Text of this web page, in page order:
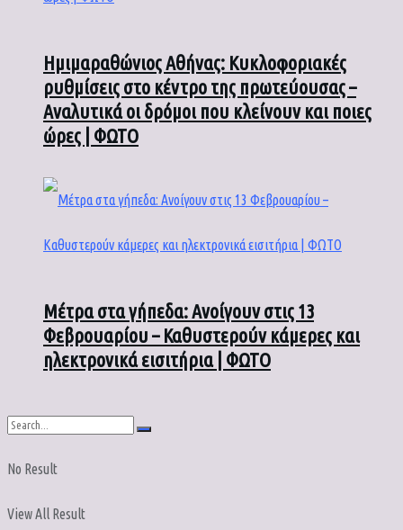
Ημιμαραθώνιος Αθήνας: Κυκλοφοριακές
ρυθμίσεις στο κέντρο της πρωτεύουσας –
Αναλυτικά οι δρόμοι που κλείνουν και ποιες
ώρες | ΦΩΤΟ
Μέτρα στα γήπεδα: Ανοίγουν στις 13
Φεβρουαρίου – Καθυστερούν κάμερες και
ηλεκτρονικά εισιτήρια | ΦΩΤΟ
No Result
View All Result